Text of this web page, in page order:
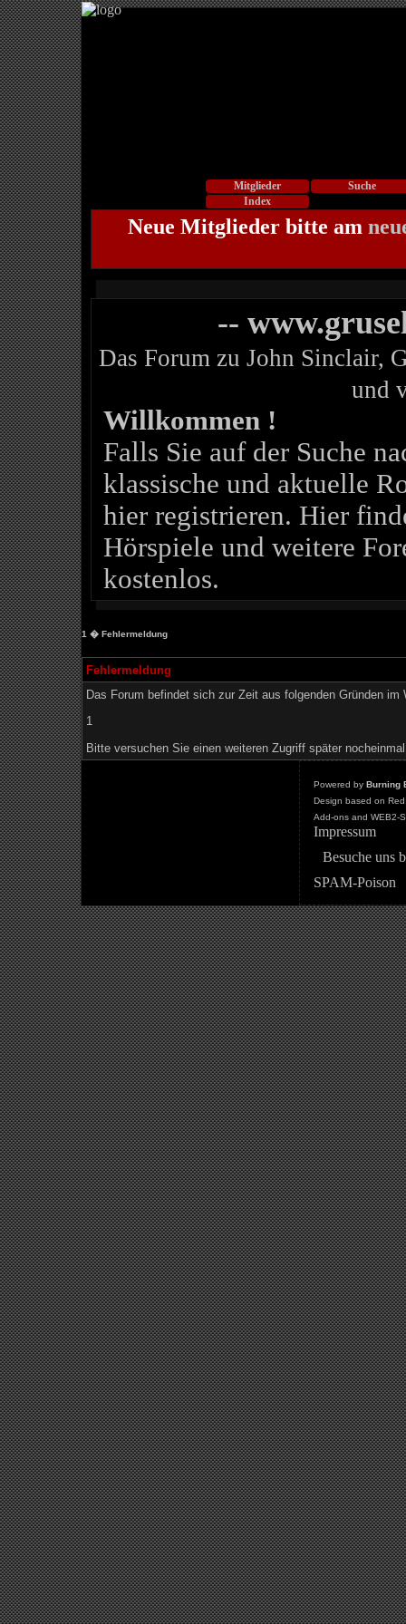
Mitglieder
Suche
Index
Neue Mitglieder bitte am
--
Das Forum zu John Sinclair,
und
Willkommen !
Falls Sie auf der Suche
klassische und aktuelle
hier registrieren. Hier
Hörspiele und weitere
kostenlos.
1 � Fehlermeldung
Fehlermeldung
Das Forum befindet sich zur Zeit aus folgenden Gründen im
1
Bitte versuchen Sie einen weiteren Zugriff später
Powered by Burning
Design based on
Add-ons and WEB2-
Impressum
Besuche uns
SPAM-Poison